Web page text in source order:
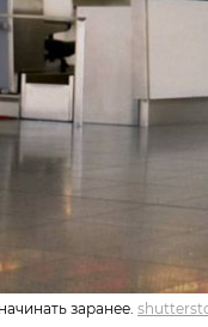
заранее.